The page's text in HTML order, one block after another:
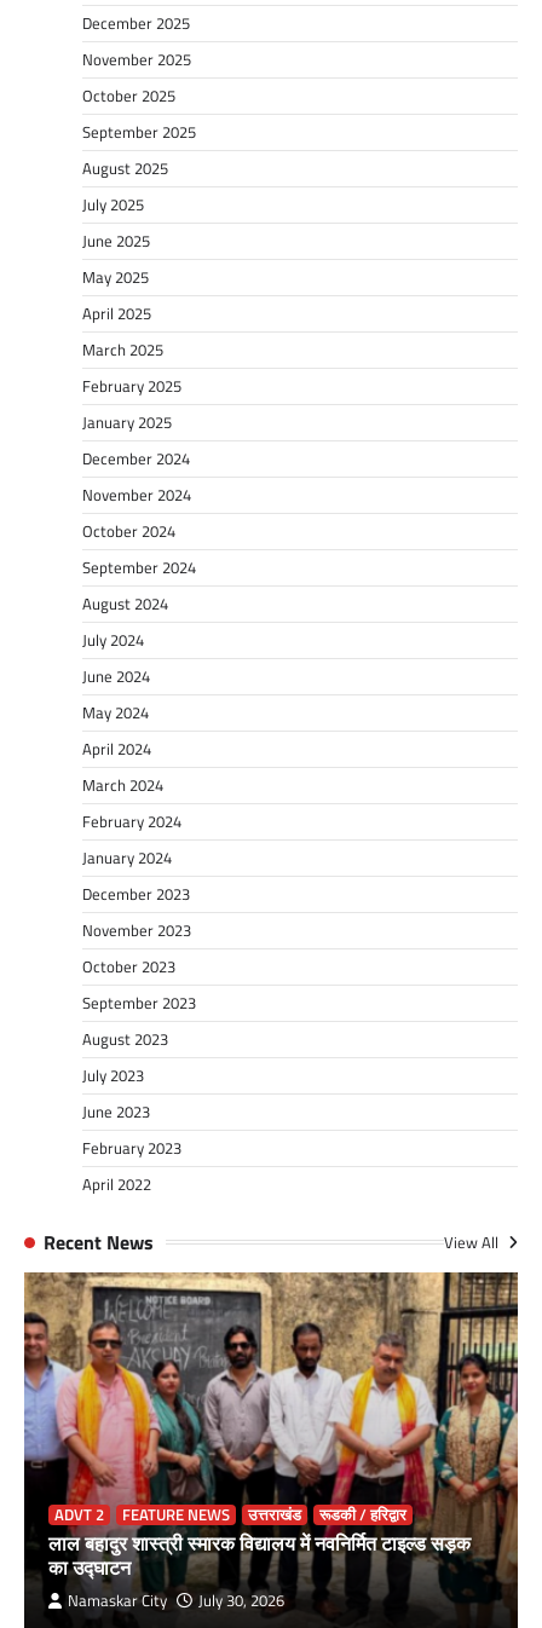
December 2025
November 2025
October 2025
September 2025
August 2025
July 2025
June 2025
May 2025
April 2025
March 2025
February 2025
January 2025
December 2024
November 2024
October 2024
September 2024
August 2024
July 2024
June 2024
May 2024
April 2024
March 2024
February 2024
January 2024
December 2023
November 2023
October 2023
September 2023
August 2023
July 2023
June 2023
February 2023
April 2022
Recent News View All
ADVT 2 FEATURE NEWS उत्तराखंड रूडकी / हरिद्वार
लाल बहादुर शास्त्री स्मारक विद्यालय में नवनिर्मित टाइल्ड सड़क
का उद्घाटन
Namaskar City July 30, 2026